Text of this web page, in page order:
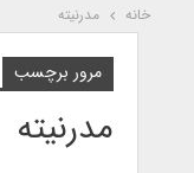
خانه مدرنیته
مرور برچسب
مدرنیته